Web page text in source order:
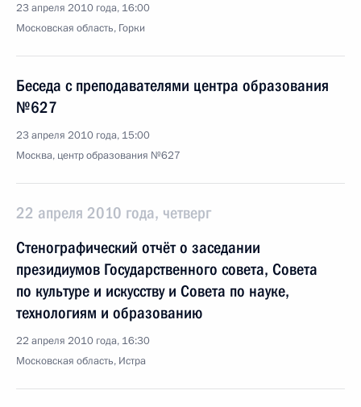
23 апреля 2010 года, 16:00
Московская область, Горки
Беседа с преподавателями центра образования
№627
23 апреля 2010 года, 15:00
Москва, центр образования №627
22 апреля 2010 года, четверг
Стенографический отчёт о заседании
президиумов Государственного совета, Совета
по культуре и искусству и Совета по науке,
технологиям и образованию
22 апреля 2010 года, 16:30
Московская область, Истра